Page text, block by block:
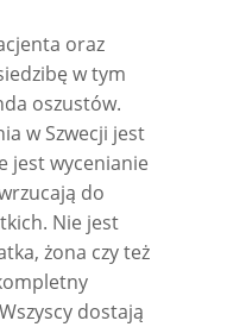
oraz
w tym
oszustów.
w Szwecji jest
jest wycenianie
do
Nie jest
żona czy też
dostają